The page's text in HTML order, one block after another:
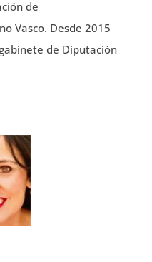
de
Vasco. Desde 2015
de Diputación